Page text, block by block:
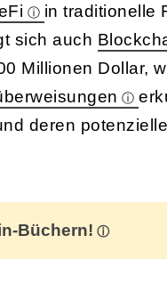
in traditionelle
sich auch
Millionen Dollar,
deren
Büchern!